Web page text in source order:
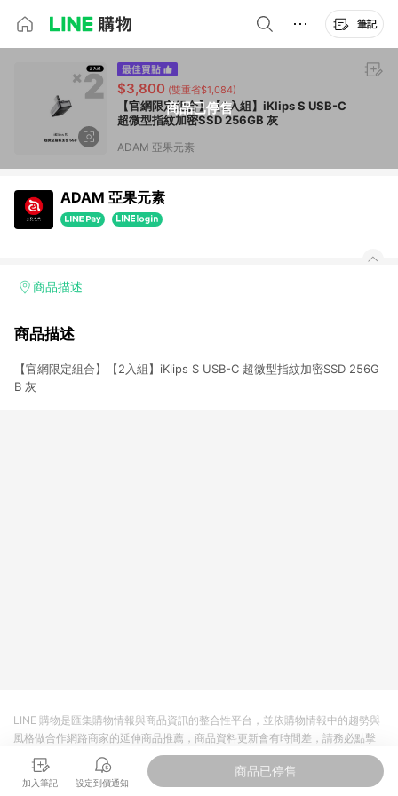
筆記
商品已停售
$3,800 (雙重省$1,084)
【官網限定組合】【2入組】iKlips S USB-C
超微型指紋加密SSD 256GB 灰
ADAM 亞果元素
ADAM 亞果元素
商品描述
商品描述
【官網限定組合】【2入組】iKlips S USB-C 超微型指紋加密SSD 256G
B 灰
加入筆記 設定到價通知
商品已停售
LINE 購物是匯集購物情報與商品資訊的整合性平台，並依購物情報中的趨勢與
風格做合作網路商家的延伸商品推薦，商品資料更新會有時間差，請務必點擊
商品至各合作網路商家，確認現售價與購物條件，一切資訊以合作廠商網頁為
準。